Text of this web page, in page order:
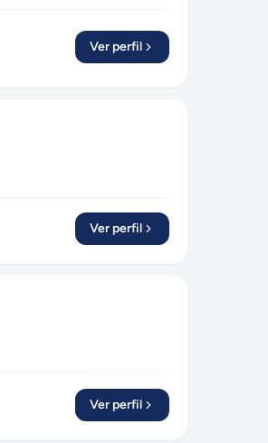
Ver perfil
Ver perfil
Ver perfil